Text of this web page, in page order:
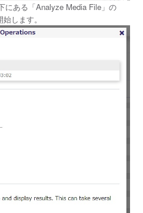
にある「Analyze Media File」の
します。